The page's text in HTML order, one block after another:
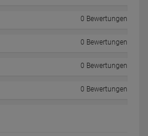
0 Bewertungen
0 Bewertungen
0 Bewertungen
0 Bewertungen